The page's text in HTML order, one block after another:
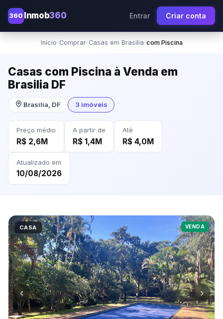
360 Inmob360 Entrar Criar conta
Início›Comprar›Casas em Brasilia›com Piscina
Casas com Piscina à Venda em
Brasilia DF
Brasilia, DF 3 imóveis
Preço médio
R$ 2,6M
A partir de
R$ 1,4M
Até
R$ 4,0M
Atualizado em
10/08/2026
CASA VENDA
‹ ›